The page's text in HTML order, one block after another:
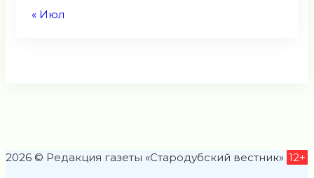
« Июл
2026 © Редакция газеты «Стародубский вестник» 12+